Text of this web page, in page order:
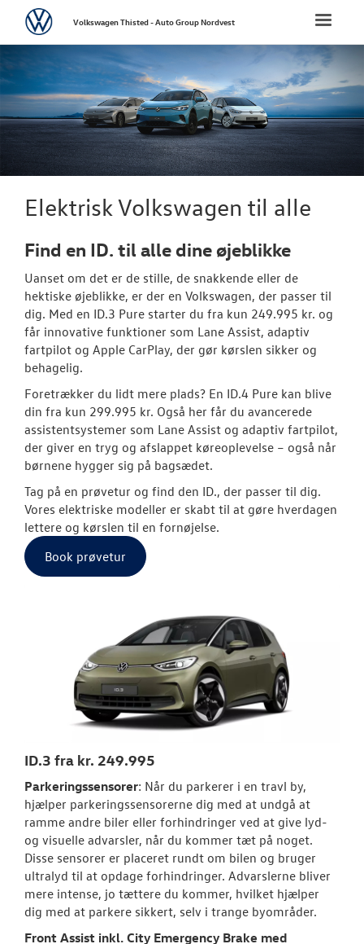
FORSIDE
NYE
Bestil
Elektrisk
Modeller
Aktuelle
ID. Cross
ID.4
ID.7 og ID.7
Den nye
BRUGTE BILER
VÆRKSTED
TILBEHØR
RESERVEDELE
Toggle
VolkswagenVolkswagen Thisted - Auto Group Nordvest
Elektrisk Volkswagen til alle
Find en ID. til alle dine øjeblikke
Uanset om det er de stille, de snakkende eller de
hektiske øjeblikke, er der en Volkswagen, der passer til
dig. Med en ID.3 Pure starter du fra kun 249.995 kr. og
får innovative funktioner som Lane Assist, adaptiv
fartpilot og Apple CarPlay, der gør kørslen sikker og
behagelig.
Foretrækker du lidt mere plads? En ID.4 Pure kan blive
din fra kun 299.995 kr. Også her får du avancerede
assistentsystemer som Lane Assist og adaptiv fartpilot,
der giver en tryg og afslappet køreoplevelse – også når
børnene hygger sig på bagsædet.
Tag på en prøvetur og find den ID., der passer til dig.
Vores elektriske modeller er skabt til at gøre hverdagen
lettere og kørslen til en fornøjelse.
Book prøvetur
ID.3 fra kr. 249.995
Parkeringssensorer: Når du parkerer i en travl by,
hjælper parkeringssensorerne dig med at undgå at
ramme andre biler eller forhindringer ved at give lyd-
og visuelle advarsler, når du kommer tæt på noget.
Disse sensorer er placeret rundt om bilen og bruger
ultralyd til at opdage forhindringer. Advarslerne bliver
mere intense, jo tættere du kommer, hvilket hjælper
dig med at parkere sikkert, selv i trange byområder.
Front Assist inkl. City Emergency Brake med